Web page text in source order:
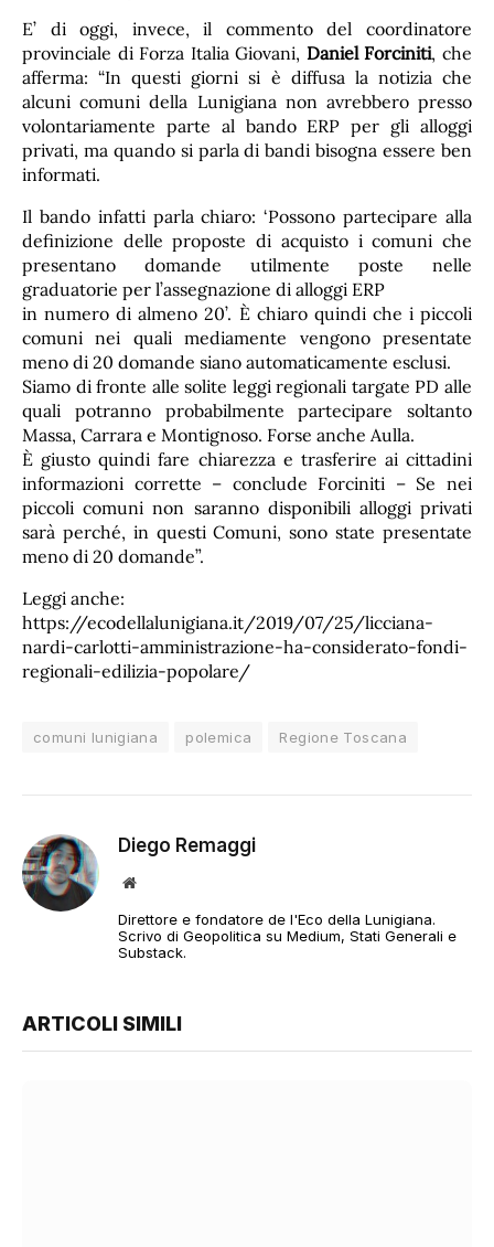
E’ di oggi, invece, il commento del coordinatore
provinciale di Forza Italia Giovani, Daniel Forciniti, che
afferma: “In questi giorni si è diffusa la notizia che
alcuni comuni della Lunigiana non avrebbero presso
volontariamente parte al bando ERP per gli alloggi
privati, ma quando si parla di bandi bisogna essere ben
informati.
Il bando infatti parla chiaro: ‘Possono partecipare alla
definizione delle proposte di acquisto i comuni che
presentano domande utilmente poste nelle
graduatorie per l’assegnazione di alloggi ERP
in numero di almeno 20’. È chiaro quindi che i piccoli
comuni nei quali mediamente vengono presentate
meno di 20 domande siano automaticamente esclusi.
Siamo di fronte alle solite leggi regionali targate PD alle
quali potranno probabilmente partecipare soltanto
Massa, Carrara e Montignoso. Forse anche Aulla.
È giusto quindi fare chiarezza e trasferire ai cittadini
informazioni corrette – conclude Forciniti – Se nei
piccoli comuni non saranno disponibili alloggi privati
sarà perché, in questi Comuni, sono state presentate
meno di 20 domande”.
Leggi anche:
https://ecodellalunigiana.it/2019/07/25/licciana-
nardi-carlotti-amministrazione-ha-considerato-fondi-
regionali-edilizia-popolare/
comuni lunigiana polemica Regione Toscana
Diego Remaggi
Sito
Direttore e fondatore de l'Eco della Lunigiana.
Scrivo di Geopolitica su Medium, Stati Generali e
Substack.
ARTICOLI SIMILI